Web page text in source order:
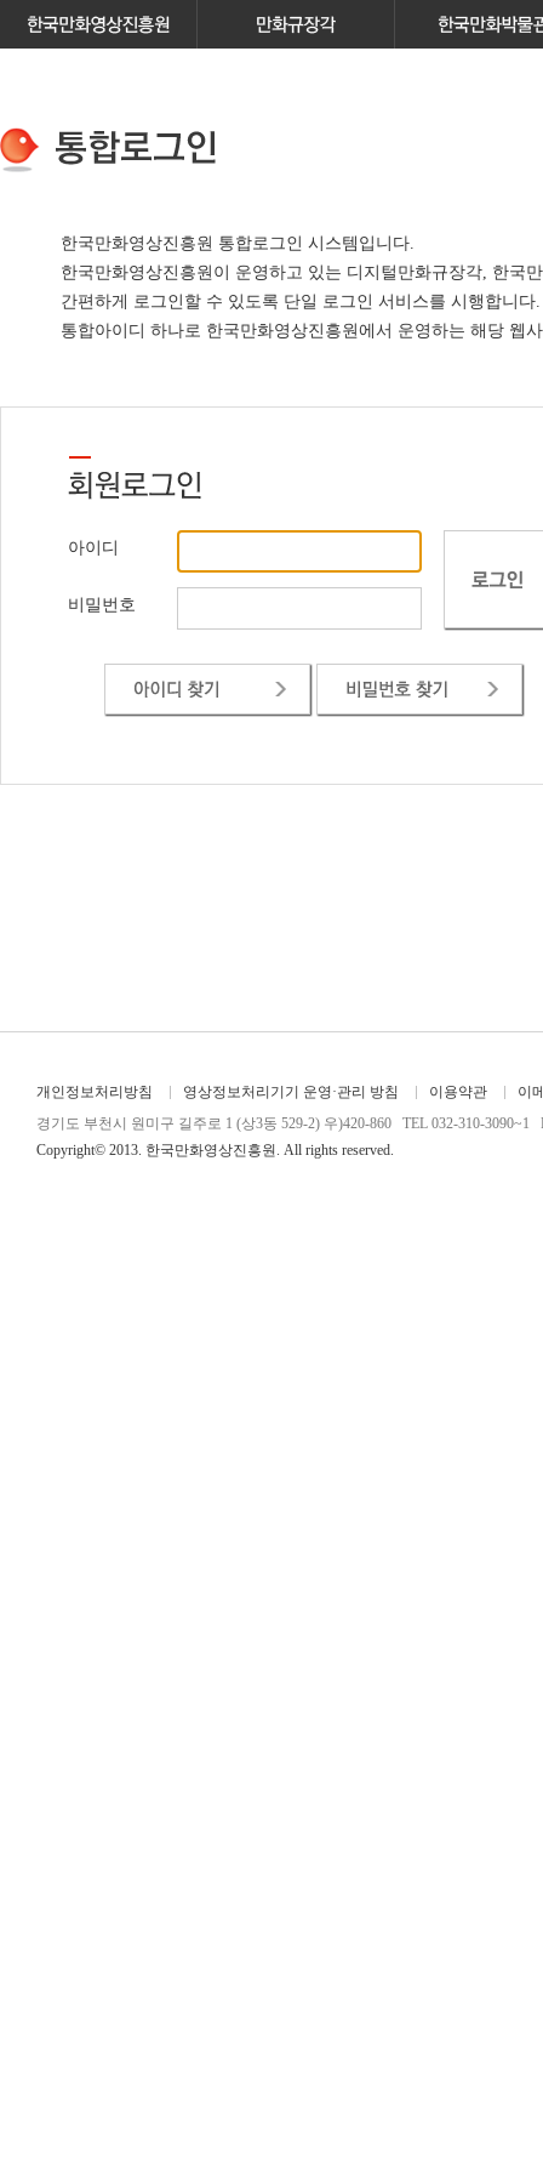
한국만화영상진흥원 통합로그인 시스템입니다.
한국만화영상진흥원이 운영하고 있는 디지털만화규장각, 한국
간편하게 로그인할 수 있도록 단일 로그인 서비스를 시행합니다.
통합아이디 하나로 한국만화영상진흥원에서 운영하는 해당 웹
아이디
비밀번호
개인정보처리방침 영상정보처리기기 운영·관리 방침 이용약관
이
경기도 부천시 원미구 길주로 1 (상3동 529-2) 우)420-860 TEL 032-310-3090~1
Copyright© 2013. 한국만화영상진흥원. All rights reserved.